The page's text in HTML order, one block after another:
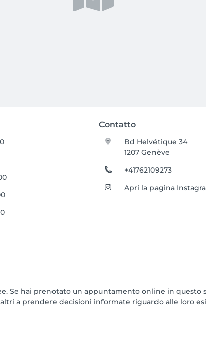
Contatto
Bd Helvétique 34
1207 Genève
+41762109273
Apri la pagina
Se hai prenotato un appuntamento online in
a prendere decisioni informate riguardo alle loro